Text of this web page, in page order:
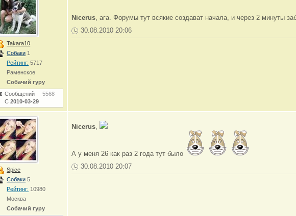
Takara10
Собаки 1
Рейтинг: 5717
Раменское
Собачий гуру
Сообщений5568
С2010-03-29
Nicerus, ага. Форумы тут всякие создават начала, и через 2 минуты
30.08.2010 20:06
Spice
Собаки 5
Рейтинг: 10980
Москва
Собачий гуру
Nicerus,
А у меня 26 как раз 2 года тут было
30.08.2010 20:07